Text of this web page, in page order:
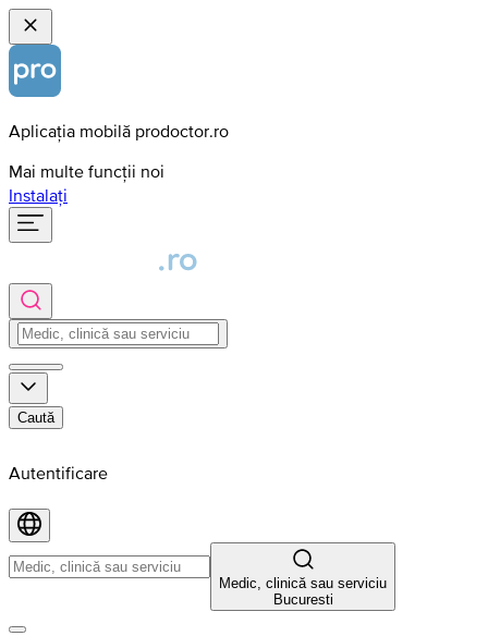
Aplicația mobilă prodoctor.ro
Mai multe funcții noi
Instalați
Caută
Autentificare
Medic, clinică sau serviciu
Bucuresti